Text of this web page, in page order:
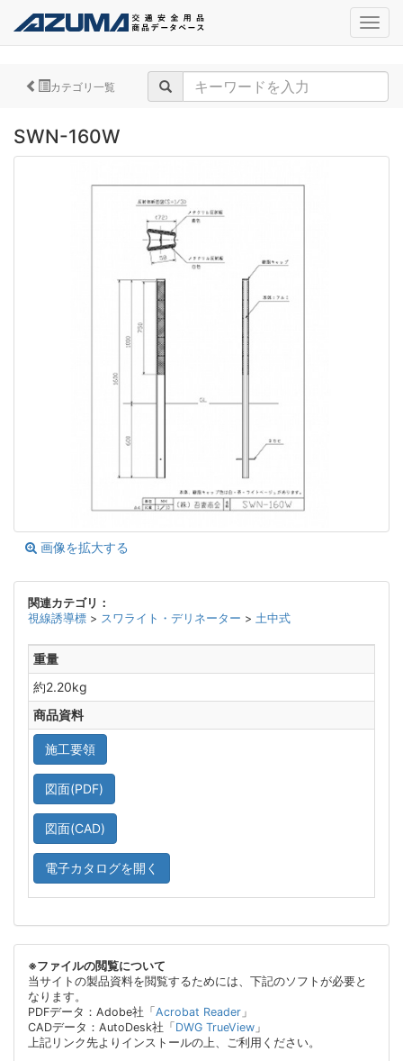
カテゴリ一覧
SWN-160W
画像を拡大する
関連カテゴリ：
視線誘導標 > スワライト・デリネーター > 土中式
重量
約2.20kg
商品資料
施工要領
図面(PDF)
図面(CAD)
電子カタログを開く
※ファイルの閲覧について
当サイトの製品資料を閲覧するためには、下記のソフトが必要と
なります。
PDFデータ：Adobe社「 Acrobat Reader 」
CADデータ：AutoDesk社「 DWG TrueView 」
上記リンク先よりインストールの上、ご利用ください。